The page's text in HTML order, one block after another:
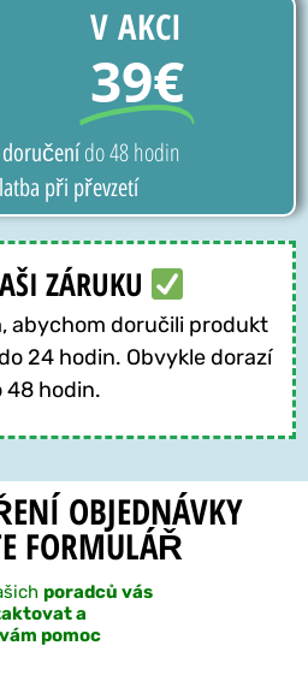
V AKCI
39€
doručenído 48 hodin
při převzetí
ZÁRUKU
abychom doručili produkt
24 hodin. Obvykle dorazí
48 hodin.
OBJEDNÁVKY
FORMULÁŘ
poradců vás
a
pomoc